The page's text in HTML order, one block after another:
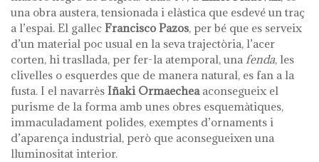
una obra austera, tensionada i elàstica que esdevé un traç
a l’espai. El gallec Francisco Pazos, per bé que es serveix
d’un material poc usual en la seva trajectòria, l’acer
corten, hi trasllada, per fer-la atemporal, una fenda, les
clivelles o esquerdes que de manera natural, es fan a la
fusta. I el navarrès Iñaki Ormaecheaaconsegueix el
purisme de la forma amb unes obres esquemàtiques,
immaculadament polides, exemptes d’ornaments i
d’aparença industrial, però que aconsegueixen una
lluminositat interior.